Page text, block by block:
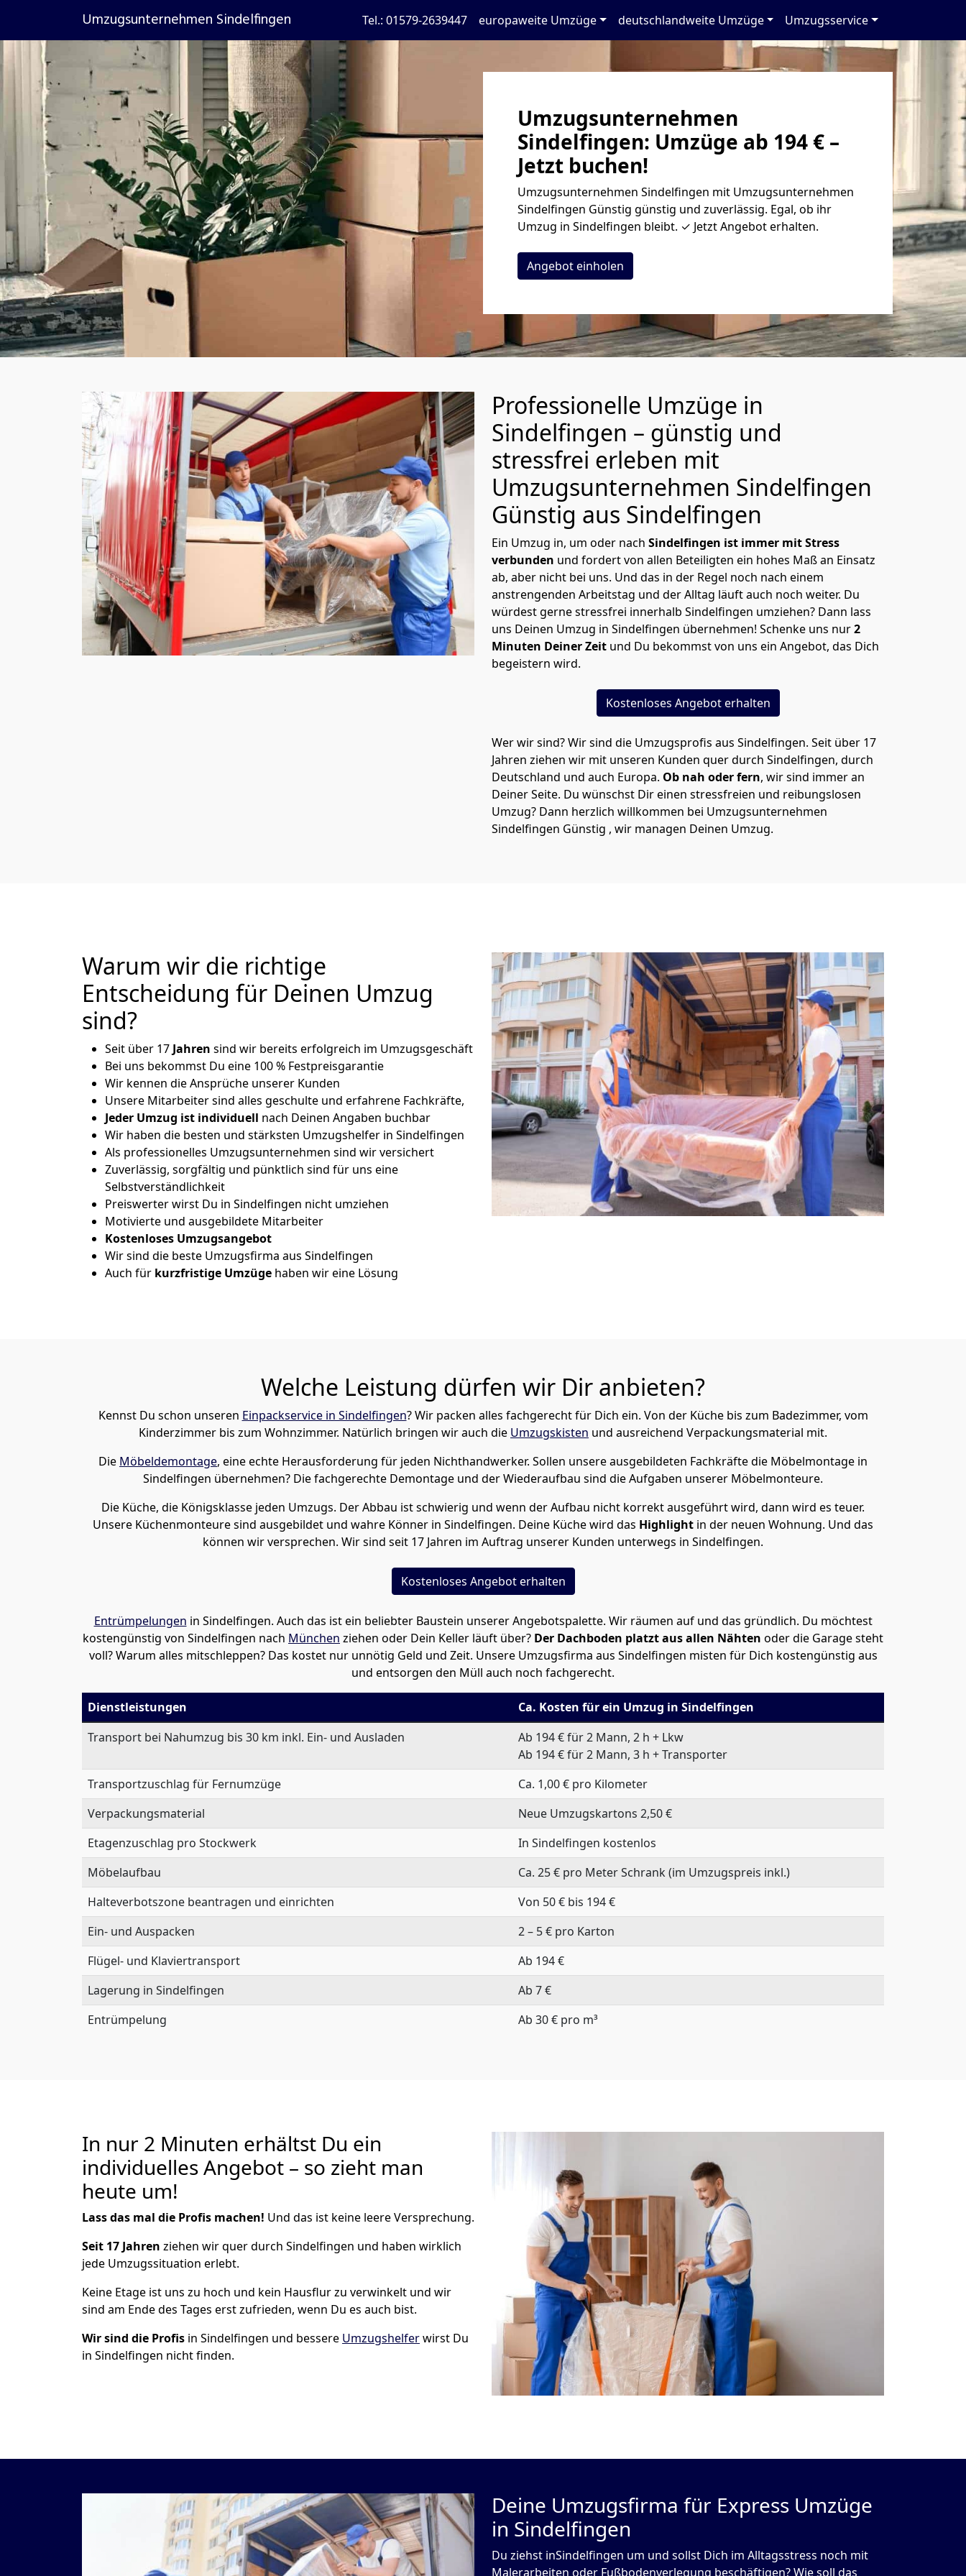
Umzugsunternehmen Sindelfingen Tel.: 01579-2639447 europaweite Umzüge deutschlandweite Umzüge Umzugsservice
Umzugsunternehmen
Sindelfingen: Umzüge ab 194 € –
Jetzt buchen!
Umzugsunternehmen Sindelfingen mit Umzugsunternehmen
Sindelfingen Günstig günstig und zuverlässig. Egal, ob ihr
Umzug in Sindelfingen bleibt. ✓ Jetzt Angebot erhalten.
Angebot einholen
Professionelle Umzüge in
Sindelfingen – günstig und
stressfrei erleben mit
Umzugsunternehmen Sindelfingen
Günstig aus Sindelfingen
Ein Umzug in, um oder nach Sindelfingen ist immer mit Stress
verbunden und fordert von allen Beteiligten ein hohes Maß an Einsatz
ab, aber nicht bei uns. Und das in der Regel noch nach einem
anstrengenden Arbeitstag und der Alltag läuft auch noch weiter. Du
würdest gerne stressfrei innerhalb Sindelfingen umziehen? Dann lass
uns Deinen Umzug in Sindelfingen übernehmen! Schenke uns nur2
Minuten Deiner Zeit und Du bekommst von uns ein Angebot, das Dich
begeistern wird.
Kostenloses Angebot erhalten
Wer wir sind? Wir sind die Umzugsprofis aus Sindelfingen. Seit über 17
Jahren ziehen wir mit unseren Kunden quer durch Sindelfingen, durch
Deutschland und auch Europa. Ob nah oder fern, wir sind immer an
Deiner Seite. Du wünschst Dir einen stressfreien und reibungslosen
Umzug? Dann herzlich willkommen bei Umzugsunternehmen
Sindelfingen Günstig , wir managen Deinen Umzug.
Warum wir die richtige
Entscheidung für Deinen Umzug
sind?
Seit über 17 Jahren sind wir bereits erfolgreich im Umzugsgeschäft
Bei uns bekommst Du eine 100 % Festpreisgarantie
Wir kennen die Ansprüche unserer Kunden
Unsere Mitarbeiter sind alles geschulte und erfahrene Fachkräfte,
Jeder Umzug ist individuell nach Deinen Angaben buchbar
Wir haben die besten und stärksten Umzugshelfer in Sindelfingen
Als professionelles Umzugsunternehmen sind wir versichert
Zuverlässig, sorgfältig und pünktlich sind für uns eine
Selbstverständlichkeit
Preiswerter wirst Du in Sindelfingen nicht umziehen
Motivierte und ausgebildete Mitarbeiter
Kostenloses Umzugsangebot
Wir sind die beste Umzugsfirma aus Sindelfingen
Auch für kurzfristige Umzüge haben wir eine Lösung
Welche Leistung dürfen wir Dir anbieten?
Kennst Du schon unseren Einpackservice in Sindelfingen? Wir packen alles fachgerecht für Dich ein. Von der Küche bis zum Badezimmer, vom
Kinderzimmer bis zum Wohnzimmer. Natürlich bringen wir auch die Umzugskisten und ausreichend Verpackungsmaterial mit.
Die Möbeldemontage, eine echte Herausforderung für jeden Nichthandwerker. Sollen unsere ausgebildeten Fachkräfte die Möbelmontage in
Sindelfingen übernehmen? Die fachgerechte Demontage und der Wiederaufbau sind die Aufgaben unserer Möbelmonteure.
Die Küche, die Königsklasse jeden Umzugs. Der Abbau ist schwierig und wenn der Aufbau nicht korrekt ausgeführt wird, dann wird es teuer.
Unsere Küchenmonteure sind ausgebildet und wahre Könner in Sindelfingen. Deine Küche wird das Highlight in der neuen Wohnung. Und das
können wir versprechen. Wir sind seit 17 Jahren im Auftrag unserer Kunden unterwegs in Sindelfingen.
Kostenloses Angebot erhalten
Entrümpelungen in Sindelfingen. Auch das ist ein beliebter Baustein unserer Angebotspalette. Wir räumen auf und das gründlich. Du möchtest
kostengünstig von Sindelfingen nach München ziehen oder Dein Keller läuft über? Der Dachboden platzt aus allen Nähten oder die Garage steht
voll? Warum alles mitschleppen? Das kostet nur unnötig Geld und Zeit. Unsere Umzugsfirma aus Sindelfingen misten für Dich kostengünstig aus
und entsorgen den Müll auch noch fachgerecht.
Dienstleistungen
Ca. Kosten für ein Umzug in Sindelfingen
Transport bei Nahumzug bis 30 km inkl. Ein- und Ausladen
Ab 194 € für 2 Mann, 2 h + Lkw
Ab 194 € für 2 Mann, 3 h + Transporter
Transportzuschlag für Fernumzüge
Ca. 1,00 € pro Kilometer
Verpackungsmaterial
Neue Umzugskartons 2,50 €
Etagenzuschlag pro Stockwerk
In Sindelfingen kostenlos
Möbelaufbau
Ca. 25 € pro Meter Schrank (im Umzugspreis inkl.)
Halteverbotszone beantragen und einrichten
Von 50 € bis 194 €
Ein- und Auspacken
2 – 5 € pro Karton
Flügel- und Klaviertransport
Ab 194 €
Lagerung in Sindelfingen
Ab 7 €
Entrümpelung
Ab 30 € pro m³
In nur 2 Minuten erhältst Du ein
individuelles Angebot – so zieht man
heute um!
Lass das mal die Profis machen! Und das ist keine leere Versprechung.
Seit 17 Jahren ziehen wir quer durch Sindelfingen und haben wirklich
jede Umzugssituation erlebt.
Keine Etage ist uns zu hoch und kein Hausflur zu verwinkelt und wir
sind am Ende des Tages erst zufrieden, wenn Du es auch bist.
Wir sind die Profis in Sindelfingen und bessere Umzugshelferwirst Du
in Sindelfingen nicht finden.
Deine Umzugsfirma für Express Umzüge
in Sindelfingen
Du ziehst inSindelfingen um und sollst Dich im Alltagsstress noch mit
Malerarbeiten oder Fußbodenverlegung beschäftigen? Wie soll das